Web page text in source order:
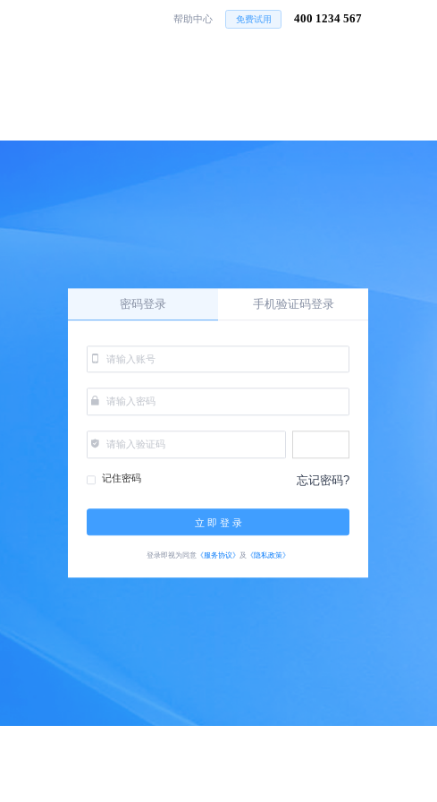
帮助中心 免费试用 400 1234 567
密码登录 手机验证码登录
记住密码 忘记密码?
立 即 登 录
登录即视为同意 《服务协议》 及 《隐私政策》